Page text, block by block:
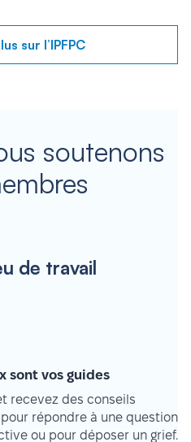
sur l’IPFPC
soutenons
de travail
sont vos guides
recevez des conseils
répondre à une question
ou pour déposer un grief.